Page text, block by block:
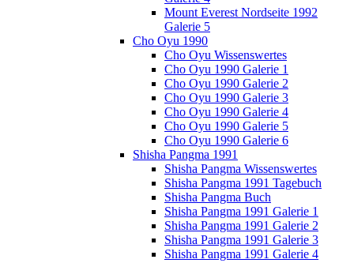
Mount Everest Nordseite 1992
Galerie 5
Cho Oyu 1990
Cho Oyu Wissenswertes
Cho Oyu 1990 Galerie 1
Cho Oyu 1990 Galerie 2
Cho Oyu 1990 Galerie 3
Cho Oyu 1990 Galerie 4
Cho Oyu 1990 Galerie 5
Cho Oyu 1990 Galerie 6
Shisha Pangma 1991
Shisha Pangma Wissenswertes
Shisha Pangma 1991 Tagebuch
Shisha Pangma Buch
Shisha Pangma 1991 Galerie 1
Shisha Pangma 1991 Galerie 2
Shisha Pangma 1991 Galerie 3
Shisha Pangma 1991 Galerie 4